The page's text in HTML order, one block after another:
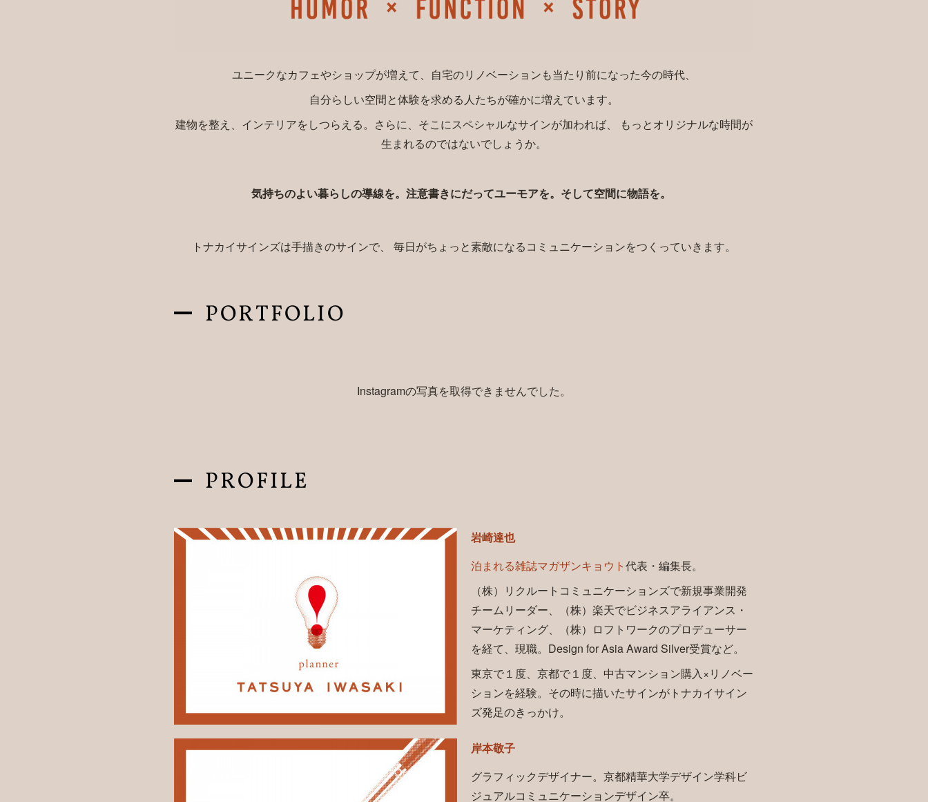
ユニークなカフェやショップが増えて、自宅のリノベーションも当たり前になった今の時代、
自分らしい空間と体験を求める人たちが確かに増えています。
建物を整え、インテリアをしつらえる。さらに、そこにスペシャルなサインが加われば、 もっとオリジナルな時間が
生まれるのではないでしょうか。
気持ちのよい暮らしの導線を。注意書きにだってユーモアを。そして空間に物語を。
トナカイサインズは手描きのサインで、 毎日がちょっと素敵になるコミュニケーションをつくっていきます。
PORTFOLIO
Instagramの写真を取得できませんでした。
PROFILE
岩崎達也
泊まれる雑誌マガザンキョウト代表・編集長。
（株）リクルートコミュニケーションズで新規事業開発
チームリーダー、（株）楽天でビジネスアライアンス・
マーケティング、（株）ロフトワークのプロデューサー
を経て、現職。Design for Asia Award Silver受賞など。
東京で１度、京都で１度、中古マンション購入×リノベー
ションを経験。その時に描いたサインがトナカイサイン
ズ発足のきっかけ。
岸本敬子
グラフィックデザイナー。京都精華大学デザイン学科ビ
ジュアルコミュニケーションデザイン卒。